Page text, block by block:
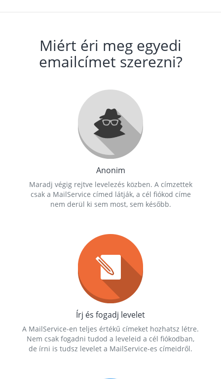
Miért éri meg egyedi
emailcímet szerezni?
Anonim
Maradj végig rejtve levelezés közben. A címzettek
csak a MailService címed látják, a cél fiókod címe
nem derül ki sem most, sem később.
Írj és fogadj levelet
A MailService-en teljes értékű címeket hozhatsz létre.
Nem csak fogadni tudod a leveleid a cél fiókodban,
de írni is tudsz levelet a MailService-es címeidről.